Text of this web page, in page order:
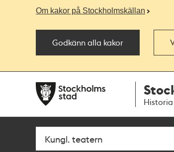
Om kakor på Stockholmskällan
Godkänn alla kakor
navigationen
huvudinnehållet
Sök